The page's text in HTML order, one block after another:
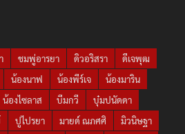
ชมพู่อารยา ดิวอริสรา
ดีเจพุฒ
น้องนาฟ น้องพีร์เจ
น้องมาริน
น้องไซลาส บีมกวี
บุ๋มปนัดดา
ปูไปรยา มายด์ ณภศศิ
มิวนิษฐา